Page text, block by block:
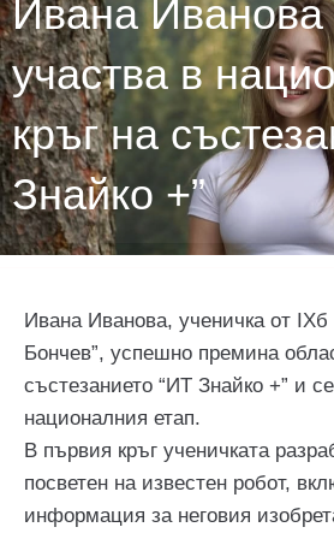
Ивана
участва в
кръг на
Знайко +”
Ивана Иванова, ученичка от
Бончев”, успешно премина
състезанието “ИТ Знайко +” и
националния етап.
В първия кръг ученичката
посветен на известен робот,
информация за неговия